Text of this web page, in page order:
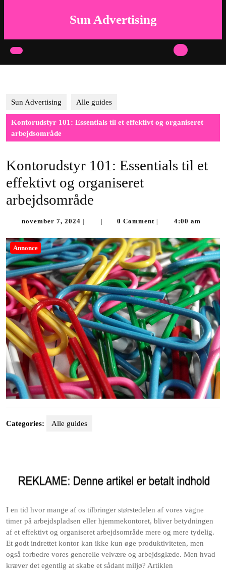
Sun Advertising
Open
Sun Advertising Alle guides
Kontorudstyr 101: Essentials til et effektivt og organiseret
arbejdsområde
Kontorudstyr 101: Essentials til et
effektivt og organiseret
arbejdsområde
november 7, 2024 november
2024
0 Comment 4:00 am
Annonce
Categories: Alle guides
I en tid hvor mange af os tilbringer størstedelen af vores vågne
timer på arbejdspladsen eller hjemmekontoret, bliver betydningen
af et effektivt og organiseret arbejdsområde mere og mere tydelig.
Et godt indrettet kontor kan ikke kun øge produktiviteten, men
også forbedre vores generelle velvære og arbejdsglæde. Men hvad
kræver det egentlig at skabe et sådant miljø? Artiklen